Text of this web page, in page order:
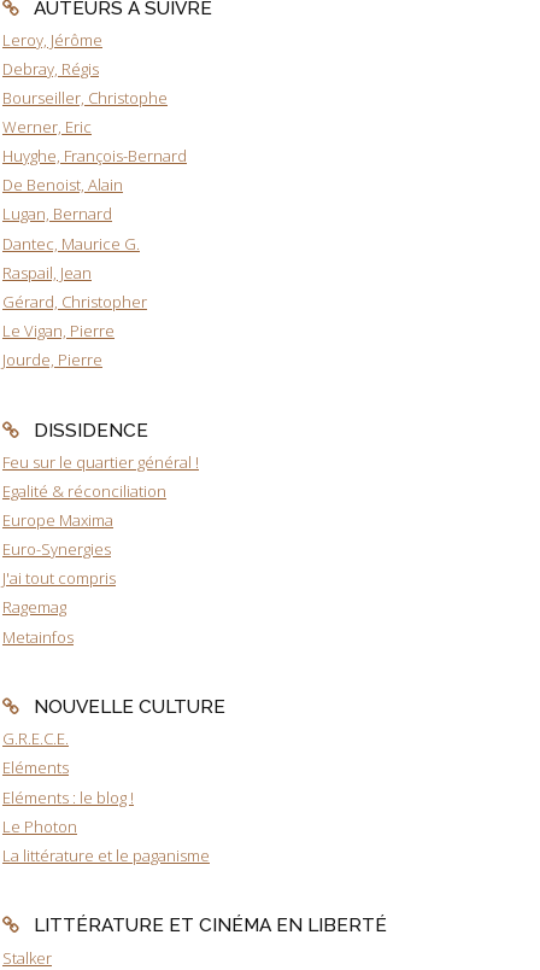
AUTEURS À SUIVRE
Leroy, Jérôme
Debray, Régis
Bourseiller, Christophe
Werner, Eric
Huyghe, François-Bernard
De Benoist, Alain
Lugan, Bernard
Dantec, Maurice G.
Raspail, Jean
Gérard, Christopher
Le Vigan, Pierre
Jourde, Pierre
DISSIDENCE
Feu sur le quartier général !
Egalité & réconciliation
Europe Maxima
Euro-Synergies
J'ai tout compris
Ragemag
Metainfos
NOUVELLE CULTURE
G.R.E.C.E.
Eléments
Eléments : le blog !
Le Photon
La littérature et le paganisme
LITTÉRATURE ET CINÉMA EN LIBERTÉ
Stalker